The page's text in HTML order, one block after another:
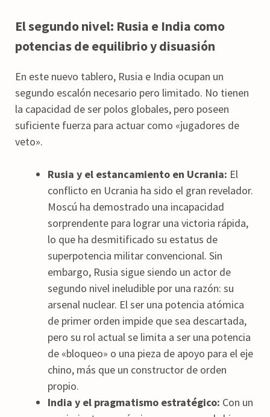
El segundo nivel: Rusia e India como
potencias de equilibrio y disuasión
En este nuevo tablero, Rusia e India ocupan un
segundo escalón necesario pero limitado. No tienen
la capacidad de ser polos globales, pero poseen
suficiente fuerza para actuar como «jugadores de
veto».
Rusia y el estancamiento en Ucrania: El
conflicto en Ucrania ha sido el gran revelador.
Moscú ha demostrado una incapacidad
sorprendente para lograr una victoria rápida,
lo que ha desmitificado su estatus de
superpotencia militar convencional. Sin
embargo, Rusia sigue siendo un actor de
segundo nivel ineludible por una razón: su
arsenal nuclear. El ser una potencia atómica
de primer orden impide que sea descartada,
pero su rol actual se limita a ser una potencia
de «bloqueo» o una pieza de apoyo para el eje
chino, más que un constructor de orden
propio.
India y el pragmatismo estratégico: Con un